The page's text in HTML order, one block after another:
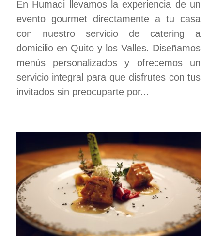
En Humadi llevamos la experiencia de un
evento gourmet directamente a tu casa
con nuestro servicio de catering a
domicilio en Quito y los Valles. Diseñamos
menús personalizados y ofrecemos un
servicio integral para que disfrutes con tus
invitados sin preocuparte por...